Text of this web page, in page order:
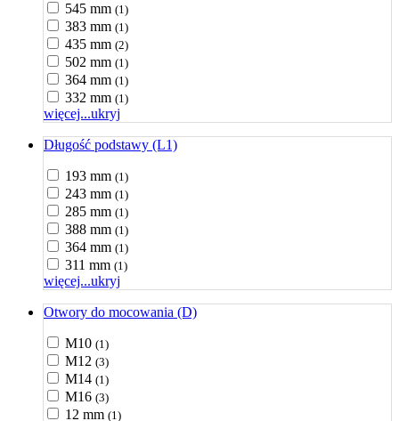
545 mm (1)
383 mm (1)
435 mm (2)
502 mm (1)
364 mm (1)
332 mm (1)
więcej...ukryj
Długość podstawy (L1)
193 mm (1)
243 mm (1)
285 mm (1)
388 mm (1)
364 mm (1)
311 mm (1)
więcej...ukryj
Otwory do mocowania (D)
M10 (1)
M12 (3)
M14 (1)
M16 (3)
12 mm (1)